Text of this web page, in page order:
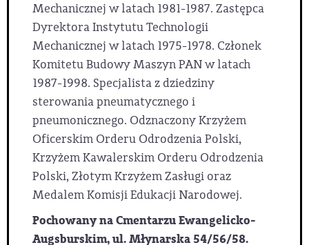
Mechanicznej w latach 1981-1987. Zastępca
Dyrektora Instytutu Technologii
Mechanicznej w latach 1975-1978. Członek
Komitetu Budowy Maszyn PAN w latach
1987-1998. Specjalista z dziedziny
sterowania pneumatycznego i
pneumonicznego. Odznaczony Krzyżem
Oficerskim Orderu Odrodzenia Polski,
Krzyżem Kawalerskim Orderu Odrodzenia
Polski, Złotym Krzyżem Zasługi oraz
Medalem Komisji Edukacji Narodowej.
Pochowany na Cmentarzu Ewangelicko-
Augsburskim, ul. Młynarska 54/56/58.